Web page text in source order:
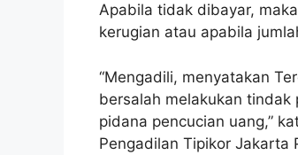
Apabila tidak dibayar,
kerugian atau apabila
“Mengadili, menyatakan
bersalah melakukan
pidana pencucian uang,”
Pengadilan Tipikor Jakarta